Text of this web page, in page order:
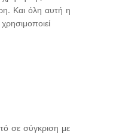
Και όλη αυτή η
σε σύγκριση με